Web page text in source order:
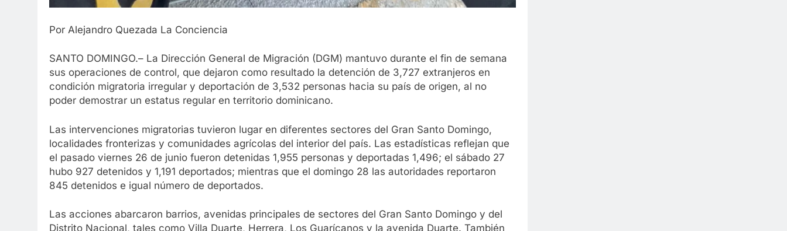
Por Alejandro Quezada La Conciencia
SANTO DOMINGO.– La Dirección General de Migración (DGM) mantuvo durante el fin de semana
sus operaciones de control, que dejaron como resultado la detención de 3,727 extranjeros en
condición migratoria irregular y deportación de 3,532 personas hacia su país de origen, al no
poder demostrar un estatus regular en territorio dominicano.
Las intervenciones migratorias tuvieron lugar en diferentes sectores del Gran Santo Domingo,
localidades fronterizas y comunidades agrícolas del interior del país. Las estadísticas reflejan que
el pasado viernes 26 de junio fueron detenidas 1,955 personas y deportadas 1,496; el sábado 27
hubo 927 detenidos y 1,191 deportados; mientras que el domingo 28 las autoridades reportaron
845 detenidos e igual número de deportados.
Las acciones abarcaron barrios, avenidas principales de sectores del Gran Santo Domingo y del
Distrito Nacional, tales como Villa Duarte, Herrera, Los Guarícanos y la avenida Duarte. También